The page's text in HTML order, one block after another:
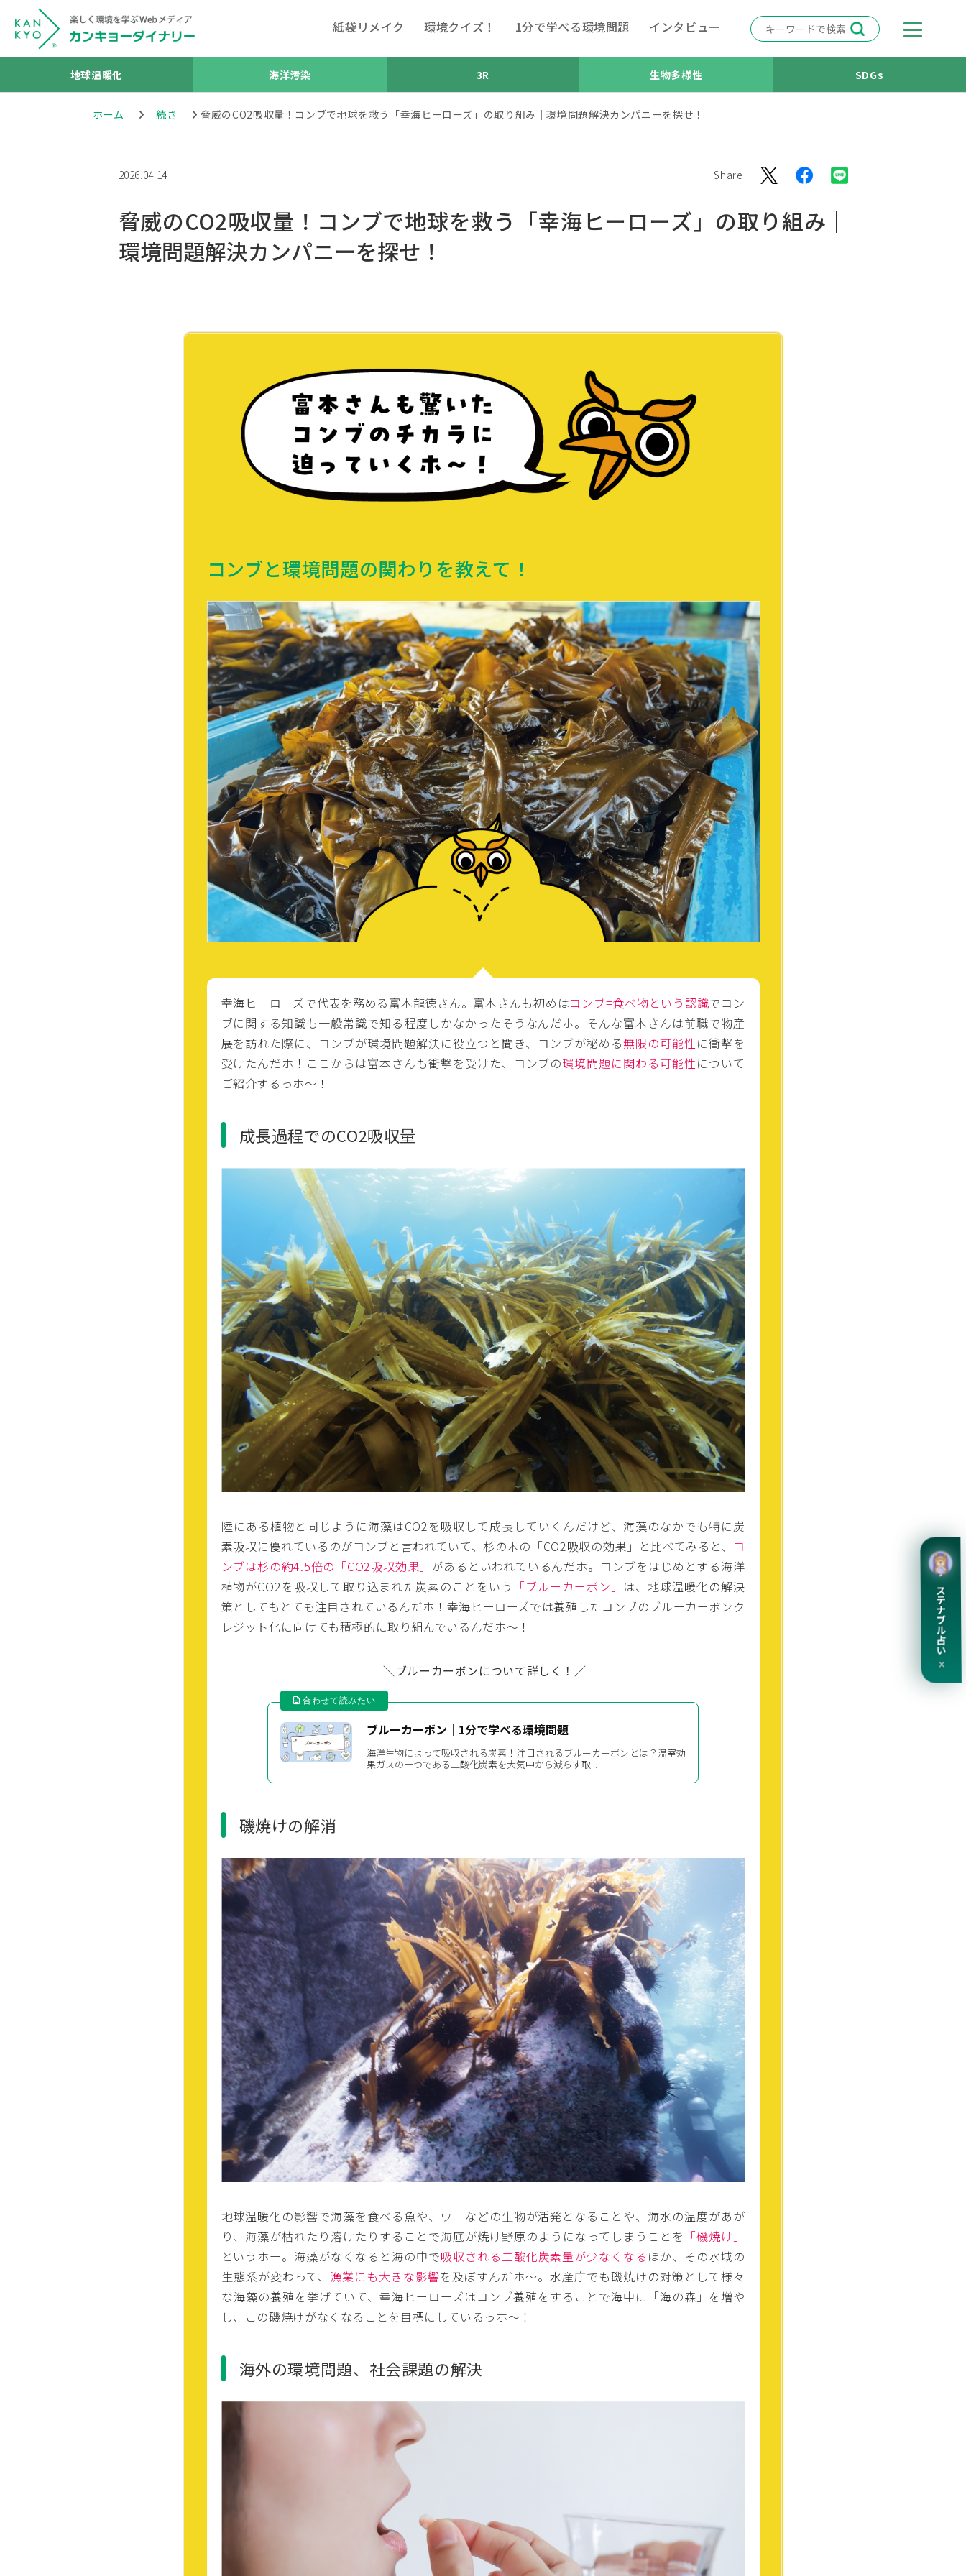
紙袋リメイク 環境クイズ！ 1分で学べる環境問題 インタビュー
地球温暖化 海洋汚染 3R 生物多様性 SDGs
ホーム 続き 脅威のCO2吸収量！コンブで地球を救う「幸海ヒーローズ」の取り組み｜環境問題解決カンパニーを探せ！
2026.04.14 Share
脅威のCO2吸収量！コンブで地球を救う「幸海ヒーローズ」の取り組み｜
環境問題解決カンパニーを探せ！
コンブと環境問題の関わりを教えて！
幸海ヒーローズで代表を務める富本龍徳さん。富本さんも初めはコンブ=食べ物という認識でコン
ブに関する知識も一般常識で知る程度しかなかったそうなんだホ。そんな富本さんは前職で物産
展を訪れた際に、コンブが環境問題解決に役立つと聞き、コンブが秘める無限の可能性に衝撃を
受けたんだホ！ここからは富本さんも衝撃を受けた、コンブの環境問題に関わる可能性について
ご紹介するっホ〜！
成長過程でのCO2吸収量
陸にある植物と同じように海藻はCO2を吸収して成長していくんだけど、海藻のなかでも特に炭
素吸収に優れているのがコンブと言われていて、杉の木の「CO2吸収の効果」と比べてみると、 コ
ンブは杉の約4.5倍の「CO2吸収効果」 があるといわれているんだホ。コンブをはじめとする海洋
植物がCO2を吸収して取り込まれた炭素のことをいう 「ブルーカーボン」 は、地球温暖化の解決
策としてもとても注目されているんだホ！幸海ヒーローズでは養殖したコンブのブルーカーボンク
レジット化に向けても積極的に取り組んでいるんだホ〜！
＼ブルーカーボンについて詳しく！／
ブルーカーボン｜1分で学べる環境問題
海洋生物によって吸収される炭素！注目されるブルーカーボンとは？温室効
果ガスの一つである二酸化炭素を大気中から減らす取...
磯焼けの解消
地球温暖化の影響で海藻を食べる魚や、ウニなどの生物が活発となることや、海水の温度があが
り、海藻が枯れたり溶けたりすることで海底が焼け野原のようになってしまうことを 「磯焼け」
というホー。海藻がなくなると海の中で吸収される二酸化炭素量が少なくなる ほか、その水域の
生態系が変わって、 漁業にも大きな影響を及ぼすんだホ〜。水産庁でも磯焼けの対策として様々
な海藻の養殖を挙げていて、幸海ヒーローズはコンブ養殖をすることで海中に「海の森」を増や
し、この磯焼けがなくなることを目標にしているっホ〜！
海外の環境問題、社会課題の解決
サステナブル占い
×